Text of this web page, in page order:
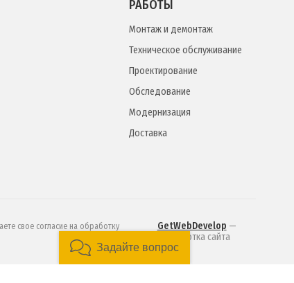
РАБОТЫ
Монтаж и демонтаж
Техническое обслуживание
Проектирование
Обследование
Модернизация
Доставка
свое согласие на обработку
GetWebDevelop —
разработка сайта
Задайте вопрос